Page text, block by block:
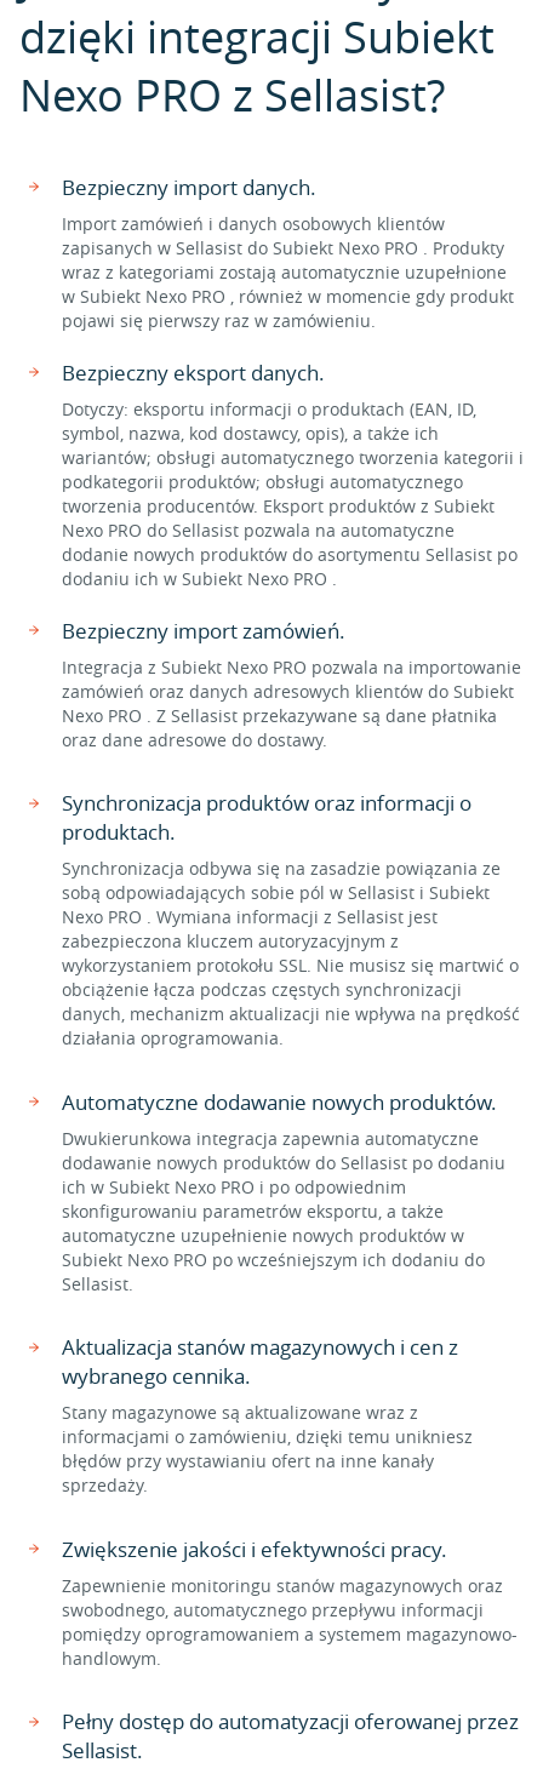
dzięki integracji Subiekt
Nexo PRO z Sellasist?
Bezpieczny import danych.
Import zamówień i danych osobowych klientów
zapisanych w Sellasist do Subiekt Nexo PRO . Produkty
wraz z kategoriami zostają automatycznie uzupełnione
w Subiekt Nexo PRO , również w momencie gdy produkt
pojawi się pierwszy raz w zamówieniu.
Bezpieczny eksport danych.
Dotyczy: eksportu informacji o produktach (EAN, ID,
symbol, nazwa, kod dostawcy, opis), a także ich
wariantów; obsługi automatycznego tworzenia kategorii i
podkategorii produktów; obsługi automatycznego
tworzenia producentów. Eksport produktów z Subiekt
Nexo PRO do Sellasist pozwala na automatyczne
dodanie nowych produktów do asortymentu Sellasist po
dodaniu ich w Subiekt Nexo PRO .
Bezpieczny import zamówień.
Integracja z Subiekt Nexo PRO pozwala na importowanie
zamówień oraz danych adresowych klientów do Subiekt
Nexo PRO . Z Sellasist przekazywane są dane płatnika
oraz dane adresowe do dostawy.
Synchronizacja produktów oraz informacji o
produktach.
Synchronizacja odbywa się na zasadzie powiązania ze
sobą odpowiadających sobie pól w Sellasist i Subiekt
Nexo PRO . Wymiana informacji z Sellasist jest
zabezpieczona kluczem autoryzacyjnym z
wykorzystaniem protokołu SSL. Nie musisz się martwić o
obciążenie łącza podczas częstych synchronizacji
danych, mechanizm aktualizacji nie wpływa na prędkość
działania oprogramowania.
Automatyczne dodawanie nowych produktów.
Dwukierunkowa integracja zapewnia automatyczne
dodawanie nowych produktów do Sellasist po dodaniu
ich w Subiekt Nexo PRO i po odpowiednim
skonfigurowaniu parametrów eksportu, a także
automatyczne uzupełnienie nowych produktów w
Subiekt Nexo PRO po wcześniejszym ich dodaniu do
Sellasist.
Aktualizacja stanów magazynowych i cen z
wybranego cennika.
Stany magazynowe są aktualizowane wraz z
informacjami o zamówieniu, dzięki temu unikniesz
błędów przy wystawianiu ofert na inne kanały
sprzedaży.
Zwiększenie jakości i efektywności pracy.
Zapewnienie monitoringu stanów magazynowych oraz
swobodnego, automatycznego przepływu informacji
pomiędzy oprogramowaniem a systemem magazynowo-
handlowym.
Pełny dostęp do automatyzacji oferowanej przez
Sellasist.